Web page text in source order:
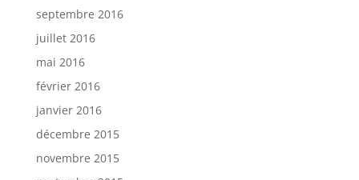
septembre 2016
juillet 2016
mai 2016
février 2016
janvier 2016
décembre 2015
novembre 2015